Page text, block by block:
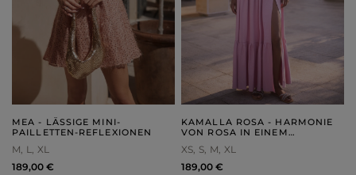
MEA - LÄSSIGE MINI-
PAILLETTEN-REFLEXIONEN
M L XL
189,00 €
KAMALLA ROSA - HARMONIE
VON ROSA IN EINEM
XS S M XL
189,00 €